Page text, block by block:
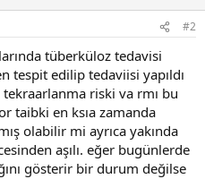
#2
tüberküloz tedavisi
tespit edilip tedaviisi yapıldı
tekraarlanma riski va rmı bu
taibki en ksıa zamanda
olabilir mi ayrıca yakında
aşılı. eğer bugünlerde
gösterir bir durum değilse